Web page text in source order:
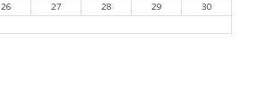
26 27 28 29
30